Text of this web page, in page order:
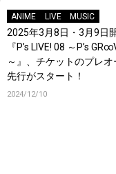
ANIME LIVE MUSIC
2025年3月8日・3月9日
『P’s LIVE! 08 ～P’s
～』、チケットのプレオ
先行がスタート！
2024/12/10